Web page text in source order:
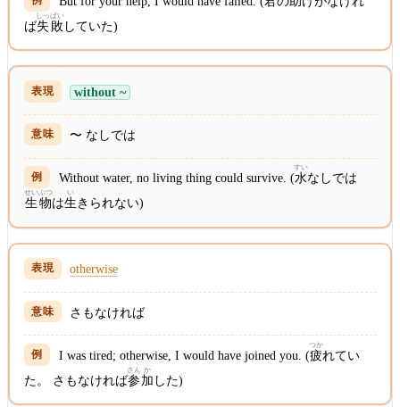
ば失
しっ
敗
ぱい
していた)
without ~
〜 なしでは
Without water, no living thing could survive. (水
すい
なしでは
生物
せいぶつ
は生
い
きられない)
otherwise
さもなければ
I was tired; otherwise, I would have joined you. (疲
つか
れてい
た。 さもなければ参
さん
加
か
した)